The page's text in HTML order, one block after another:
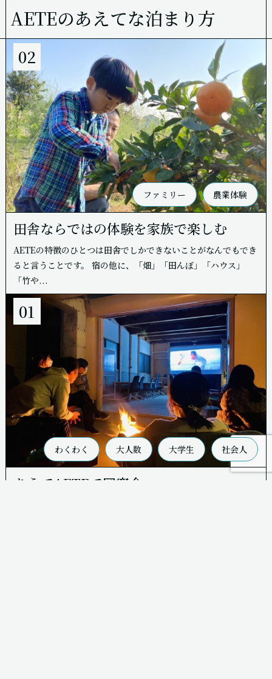
AETEのあえてな泊まり方
02
ファミリー 農業体験
田舎ならではの体験を家族で楽しむ
AETEの特徴のひとつは田舎でしかできないことがなんでもでき
ると言うことです。 宿の他に、「畑」「田んぼ」「ハウス」
「竹や...
01
わくわく 大人数 大学生 社会人
あえてAETEで同窓会